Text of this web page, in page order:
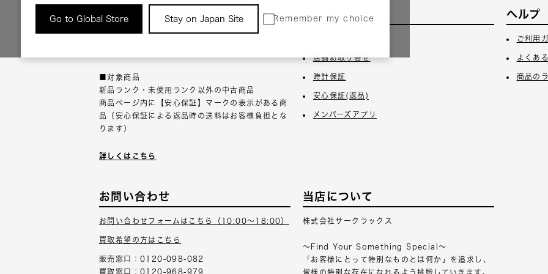
Go to Global Store Stay on Japan Site Remember my choice
返品について
■対象商品
新品ランク・未使用ランク以外の中古商品
商品ページ内に【安心保証】マークの表示がある商
品（安心保証による返品時の送料はお客様負担とな
ります）
詳しくはこちら
サービス
店舗お取り寄せ
時計保証
安心保証(返品)
メンバーズアプリ
ヘルプ
ご利用
よくあ
商品の
お問い合わせ
お問い合わせフォームはこちら（10:00～18:00）
買取希望の方はこちら
販売窓口：0120-098-082
買取窓口：0120-968-979
当店について
株式会社サークラックス
～Find Your Something Special～
「お客様にとって特別なものとは何か」を追求し、
皆様の特別な存在になれるよう挑戦していきます。